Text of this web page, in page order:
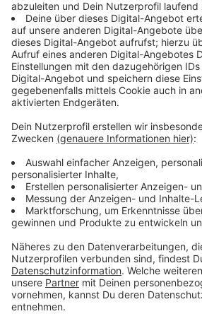
Immer auf dem
bleiben!
Verpass' nichts mehr - mit
ANTENNE BAYERN Newsletter.
Lifestyle oder unsere neuesten
informieren dich.
Zum Newsletter
Du möchtest uns etwas